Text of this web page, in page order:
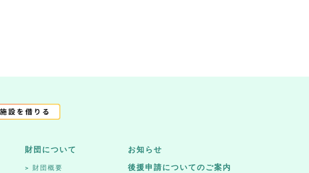
財団について
財団概要
お知らせ
後援申請についてのご案内